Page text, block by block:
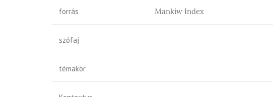
forrás Mankiw Index
szófaj
témakör